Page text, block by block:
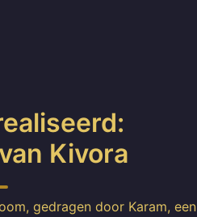
Kivora
gedragen door Karam, een